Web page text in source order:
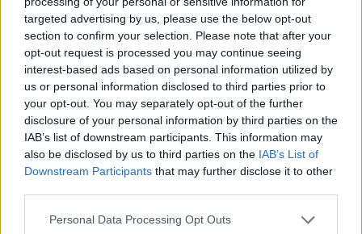
targeted advertising by us, please use the below opt-out
section to confirm your selection. Please note that after your
opt-out request is processed you may continue seeing
interest-based ads based on personal information utilized by
us or personal information disclosed to third parties prior to
your opt-out. You may separately opt-out of the further
disclosure of your personal information by third parties on the
IAB’s list of downstream participants. This information may
also be disclosed by us to third parties on the IAB’s List of
Downstream Participants that may further disclose it to other
Please note that this website/app uses one or more Google
Personal Data Processing Opt Outs
foglalkozni. Ha az élőlényből egy darabot átvisznek
egy másik helyre, akkor az ott található
élesztőgombák és baktériumok “fertőzik meg”, és
onnantól kezdve a kovász átalakul egy arra a helyre
jellemző kovásszá. A kovász ezt, és csak ezt jelentette
egészen addig, amíg a nagy pékségek el nem
kezdtek ismét kovászt használni.
A kovász másik, higított típusa az, amikor a kovászt
gyorsan vagy lassan - de inkább gyorsan -
előállítják, egy adott feladatra. Megerjed egy
kevésbé nemes, kevésbé sajátságos gomba
segítségével - konkrétan sütőélesztőt tesznek a